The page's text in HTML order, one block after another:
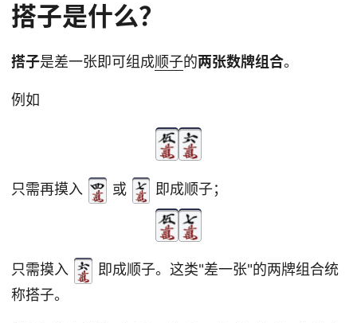
搭子是什么？
搭子是差一张即可组成顺子的两张数牌组合。
例如
只需再摸入 或 即成顺子；
只需摸入
即成顺子。这类"差一张"的两牌组合统
称搭子。